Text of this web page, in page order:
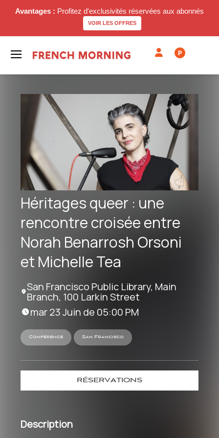
Avantages : Profitez d'exclusivités réservées aux abonnés
VOIR LES OFFRES
P
Héritages queer : une
rencontre croisée entre
Norah Benarrosh Orsoni
et Michelle Tea
San Francisco Public Library, Main
Branch, 100 Larkin Street
mar 23 Juin de 05:00 PM
Conférence San Francisco
RÉSERVATIONS
Description